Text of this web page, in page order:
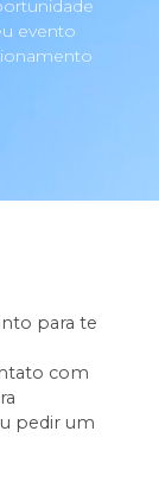
evento
para te
com
pedir um